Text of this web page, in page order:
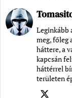
Leginkább
meg, főleg
háttere, a
kapcsán
háttérrel
területen